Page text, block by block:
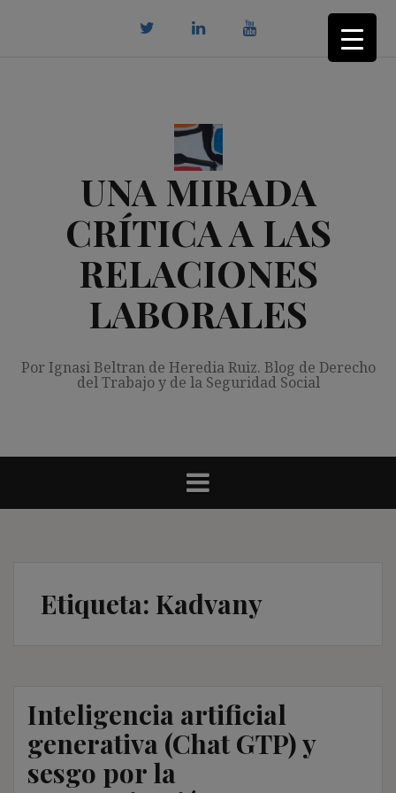
UNA MIRADA
CRÍTICA A LAS
RELACIONES
LABORALES
Por Ignasi Beltran de Heredia Ruiz. Blog de Derecho
del Trabajo y de la Seguridad Social
Etiqueta: Kadvany
Inteligencia artificial
generativa (Chat GTP) y
sesgo por la